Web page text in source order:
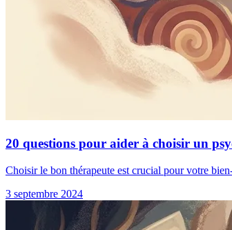
20 questions pour aider à choisir un
Choisir le bon thérapeute est crucial pour votre
3 septembre 2024